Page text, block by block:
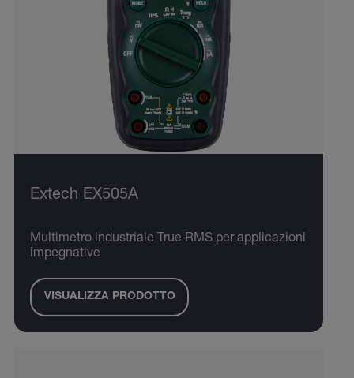
Extech EX505A
Multimetro industriale True RMS per applicazioni
impegnative
VISUALIZZA PRODOTTO